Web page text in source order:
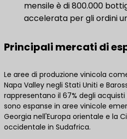
mensile è di 800.000
accelerata per gli ordini
Principali mercati di
Le aree di produzione vinicola
Napa Valley negli Stati Uniti e
rappresentano il 67% degli
sono espanse in aree vinicole
Georgia nell'Europa orientale e la
occidentale in Sudafrica.